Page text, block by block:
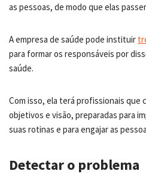
as pessoas, de modo que elas
A empresa de saúde pode instituir
para formar os responsáveis por
saúde.
Com isso, ela terá profissionais que
objetivos e visão, preparadas para
suas rotinas e para engajar as
Detectar o problema